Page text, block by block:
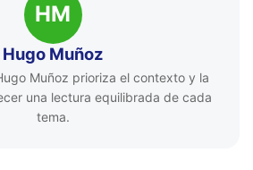
HM
Hugo Muñoz
Muñoz prioriza el contexto y la
una lectura equilibrada de cada
tema.